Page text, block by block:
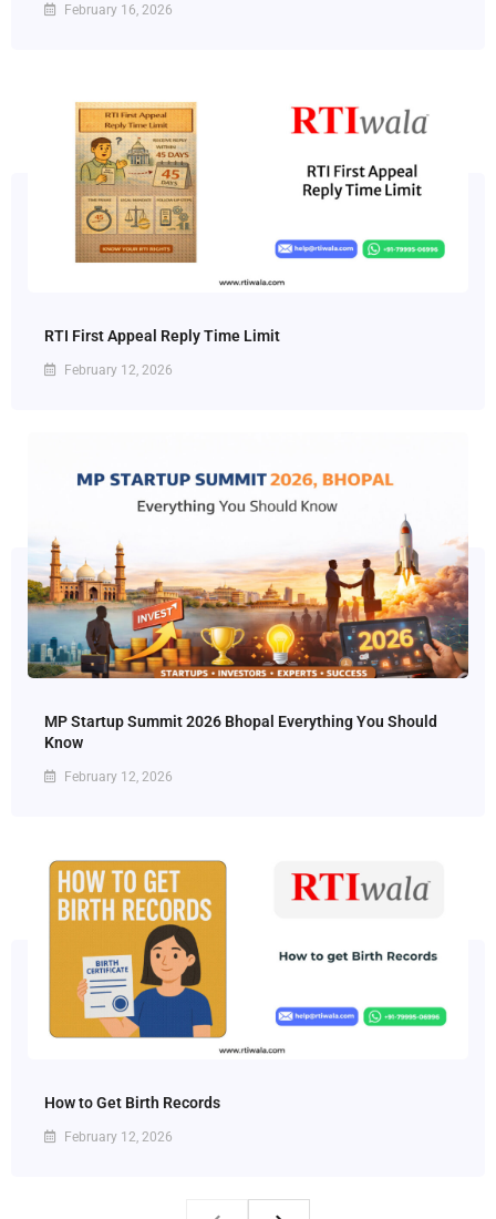
February 16, 2026
RTI First Appeal Reply Time Limit
February 12, 2026
MP Startup Summit 2026 Bhopal Everything You Should
Know
February 12, 2026
How to Get Birth Records
February 12, 2026